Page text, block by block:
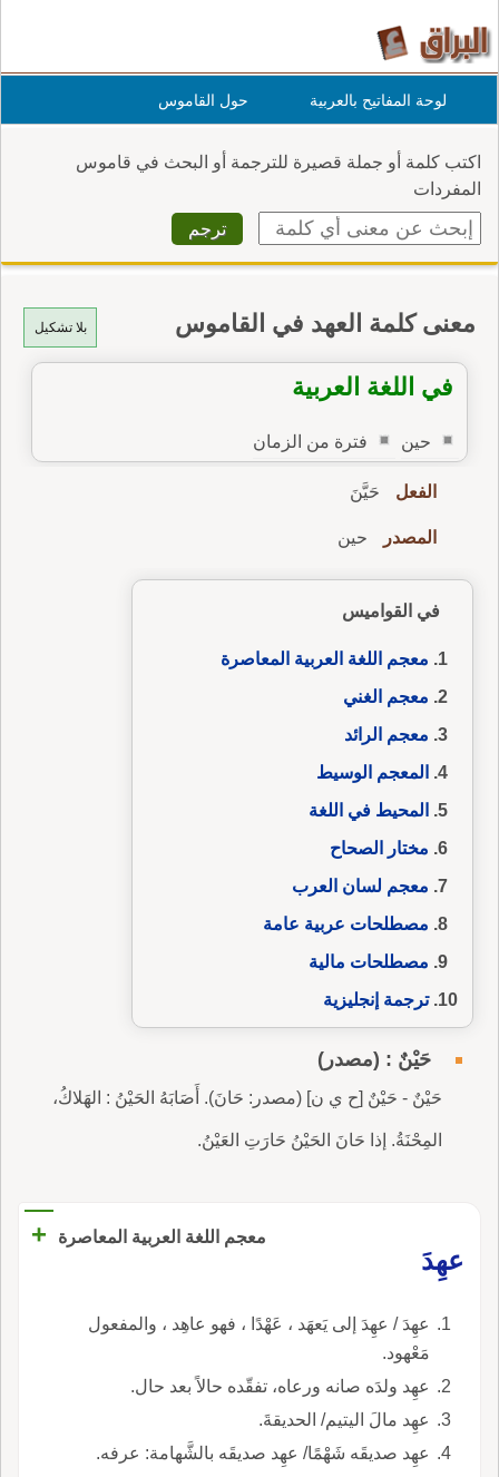
لوحة المفاتيح بالعربية حول القاموس
اكتب كلمة أو جملة قصيرة للترجمة أو البحث في قاموس
المفردات
بلا تشكيل معنى كلمة العهد في القاموس
في اللغة العربية
حين فترة من الزمان
الفعل حَيَّنَ
المصدر حين
في القواميس
معجم اللغة العربية المعاصرة
معجم الغني
معجم الرائد
المعجم الوسيط
المحيط في اللغة
مختار الصحاح
معجم لسان العرب
مصطلحات عربية عامة
مصطلحات مالية
ترجمة إنجليزية
حَيْنٌ : (مصدر)
حَيْنٌ - حَيْنٌ [ح ي ن] (مصدر: حَانَ). أَصَابَهُ الحَيْنُ : الهَلاكُ،
المِحْنَةُ. إذا حَانَ الحَيْنُ حَارَتِ العَيْنُ.
معجم اللغة العربية المعاصرة
+
عهِدَ
عهِدَ / عهِدَ إلى يَعهَد ، عَهْدًا ، فهو عاهِد ، والمفعول
مَعْهود.
عهِد ولدَه صانه ورعاه، تفقّده حالاً بعد حال.
عهِد مالَ اليتيم/ الحديقةَ.
عهِد صديقَه شَهْمًا/ عهِد صديقَه بالشَّهامة: عرفه.